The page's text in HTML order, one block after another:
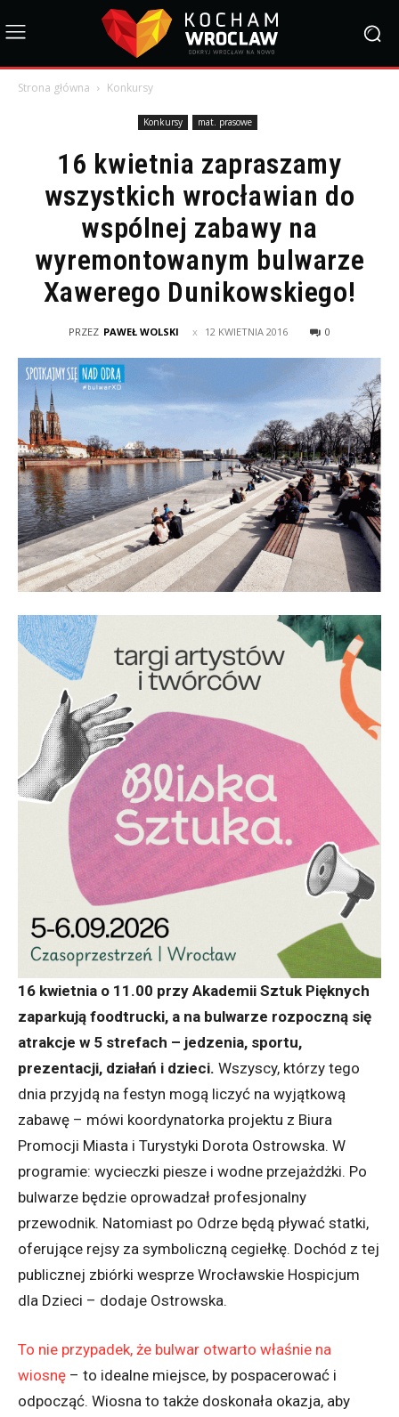
Strona główna Konkursy
Konkursy mat. prasowe
16 kwietnia zapraszamy
wszystkich wrocławian do
wspólnej zabawy na
wyremontowanym bulwarze
Xawerego Dunikowskiego!
PRZEZ PAWEŁ WOLSKI 12 KWIETNIA 2016 0
16 kwietnia o 11.00 przy Akademii Sztuk Pięknych
zaparkują foodtrucki, a na bulwarze rozpoczną się
atrakcje w 5 strefach – jedzenia, sportu,
prezentacji, działań i dzieci. Wszyscy, którzy tego
dnia przyjdą na festyn mogą liczyć na wyjątkową
zabawę – mówi koordynatorka projektu z Biura
Promocji Miasta i Turystyki Dorota Ostrowska. W
programie: wycieczki piesze i wodne przejażdżki. Po
bulwarze będzie oprowadzał profesjonalny
przewodnik. Natomiast po Odrze będą pływać statki,
oferujące rejsy za symboliczną cegiełkę. Dochód z tej
publicznej zbiórki wesprze Wrocławskie Hospicjum
dla Dzieci – dodaje Ostrowska.
To nie przypadek, że bulwar otwarto właśnie na
wiosnę – to idealne miejsce, by pospacerować i
odpocząć. Wiosna to także doskonała okazja, aby